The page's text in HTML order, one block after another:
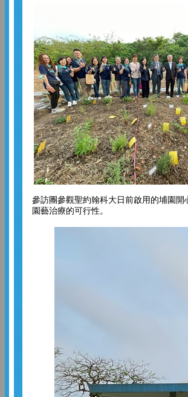
參訪團參觀聖約翰科大日前啟用的埔園開
園藝治療的可行性。